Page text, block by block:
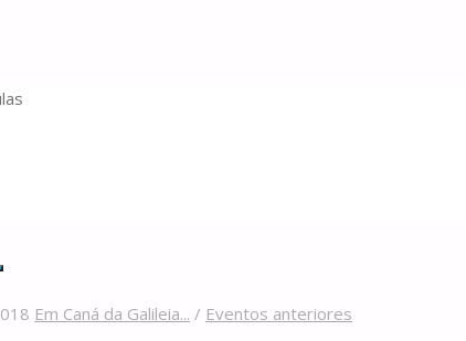
Em Caná da Galileia... / Eventos anteriores